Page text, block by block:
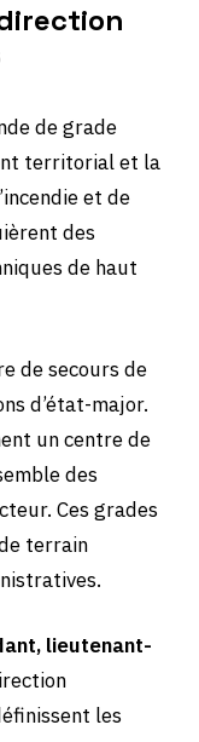
de grade
territorial et la
et de
des
de haut
de secours de
d’état-major.
un centre de
des
Ces grades
terrain
lieutenant-
les